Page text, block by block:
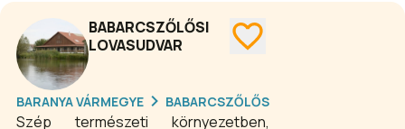
BABARCSZŐLŐSI
LOVASUDVAR
BARANYA VÁRMEGYE BABARCSZŐLŐS
Szép természeti környezetben,